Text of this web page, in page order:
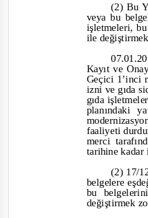
(2) Bu
veya bu
işletmeleri,
ile
Kayıtve
Geçici 1’inci
izni ve gıda
gıda
planındaki
faaliyeti
merci
tarihine kadar
(2) 17/
belgelere
bu
değiştirmek